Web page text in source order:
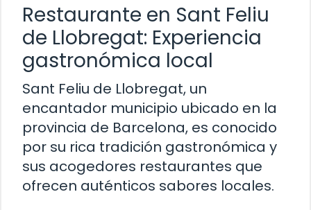
Restaurante en Sant Feliu
de Llobregat: Experiencia
gastronómica local
Sant Feliu de Llobregat, un
encantador municipio ubicado en la
provincia de Barcelona, es conocido
por su rica tradición gastronómica y
sus acogedores restaurantes que
ofrecen auténticos sabores locales.